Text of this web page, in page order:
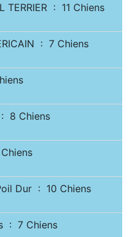
TERRIER : 11 Chiens
: 7 Chiens
: 8 Chiens
Dur : 10 Chiens
: 7 Chiens